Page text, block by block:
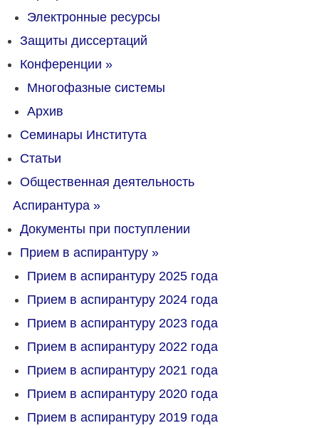
Электронные ресурсы
Защиты диссертаций
Конференции »
Многофазные системы
Архив
Семинары Института
Статьи
Общественная деятельность
Аспирантура »
Документы при поступлении
Прием в аспирантуру »
Прием в аспирантуру 2025 года
Прием в аспирантуру 2024 года
Прием в аспирантуру 2023 года
Прием в аспирантуру 2022 года
Прием в аспирантуру 2021 года
Прием в аспирантуру 2020 года
Прием в аспирантуру 2019 года